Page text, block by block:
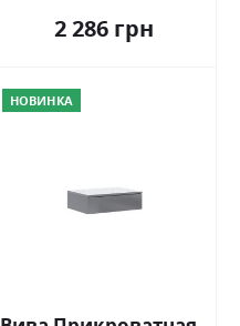
2 286 грн
НОВИНКА